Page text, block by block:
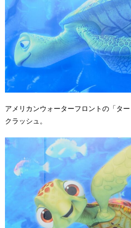
アメリカンウォーターフロントの「タ
クラッシュ。